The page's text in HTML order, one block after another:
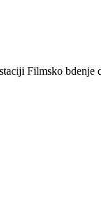
Filmsko